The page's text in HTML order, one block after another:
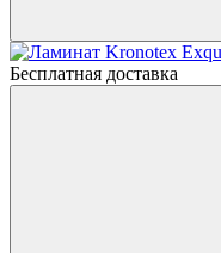
Бесплатная доставка